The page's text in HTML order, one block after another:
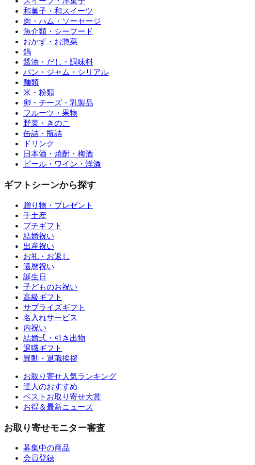
和菓子・和スイーツ
肉・ハム・ソーセージ
魚介類・シーフード
おかず・お惣菜
鍋
醤油・だし・調味料
パン・ジャム・シリアル
麺類
米・粉類
卵・チーズ・乳製品
フルーツ・果物
野菜・きのこ
缶詰・瓶詰
ドリンク
日本酒・焼酎・梅酒
ビール・ワイン・洋酒
ギフトシーンから探す
贈り物・プレゼント
手土産
プチギフト
結婚祝い
出産祝い
お礼・お返し
還暦祝い
誕生日
子どものお祝い
高級ギフト
サプライズギフト
名入れサービス
内祝い
結婚式・引き出物
退職ギフト
異動・退職挨拶
お取り寄せ人気ランキング
達人のおすすめ
ベストお取り寄せ大賞
お得＆最新ニュース
お取り寄せモニター審査
募集中の商品
会員登録